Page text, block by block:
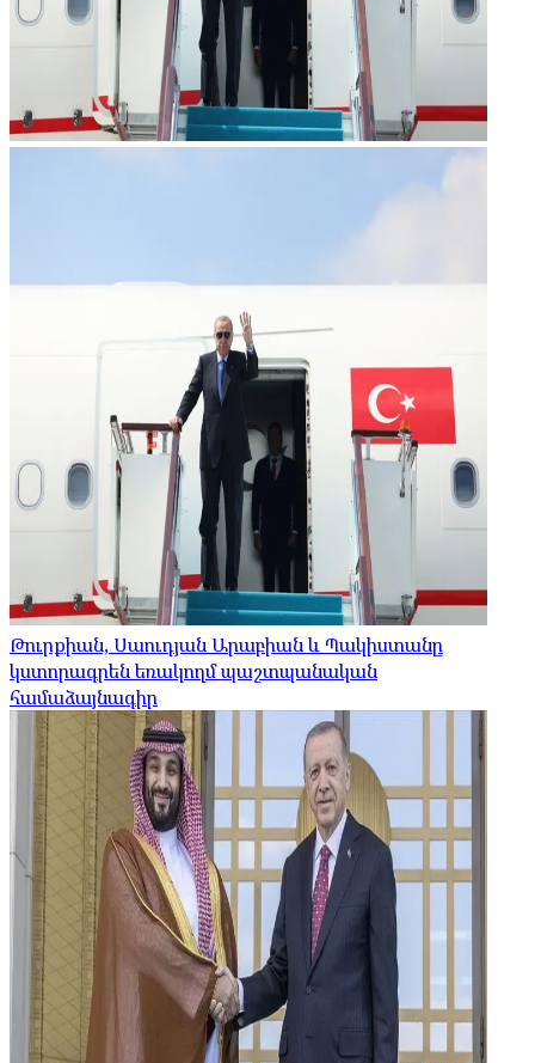
Թուրքիան, Սաուդյան Արաբիան և Պակիստանը
կստորագրեն եռակողմ պաշտպանական
համաձայնագիր